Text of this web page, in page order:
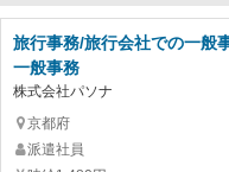
旅行事務/旅行会社での一般
一般事務
株式会社パソナ
京都府
派遣社員